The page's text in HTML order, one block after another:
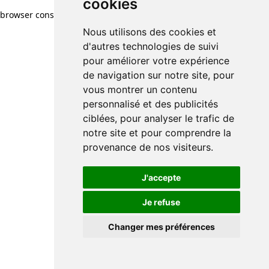
cookies
Nous utilisons des cookies et
d'autres technologies de suivi
pour améliorer votre expérience
de navigation sur notre site, pour
vous montrer un contenu
personnalisé et des publicités
ciblées, pour analyser le trafic de
notre site et pour comprendre la
provenance de nos visiteurs.
J'accepte
Je refuse
Changer mes préférences
browser console for more information)